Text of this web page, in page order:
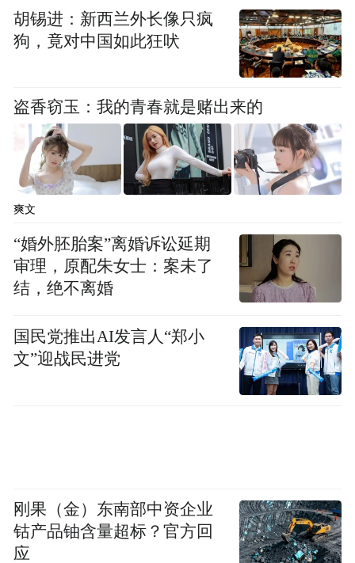
无忧酒业精心打造的“四大传奇”——环境传
奇、匠心传奇、时光传奇和人生传奇，在市
场狂热期或许能够吸引眼球，但在行业调整
期，这些华丽叙事却无法掩盖企业经营的基
本面问题。
当“守正”失其本真，背离了稳健经营、质量
为先的商业本质，“致远”自然成为空中楼
阁。
“守正致远，再造传奇”——这句曾经充满豪
情的口号，如今在6200余万元的执行标的面
前显得如此苍白。对于贵州无忧酒业而言，
消费者的美好承诺与品质保障，如今却因被
执行、欠债不还等负面标签而深陷信任危
胡锡进：新西兰外长像只疯
狗，竟对中国如此狂吠
盗香窃玉：我的青春就是赌出来的
爽文
“婚外胚胎案”离婚诉讼延期
审理，原配朱女士：案未了
结，绝不离婚
国民党推出AI发言人“郑小
文”迎战民进党
刚果（金）东南部中资企业
钴产品铀含量超标？官方回
应